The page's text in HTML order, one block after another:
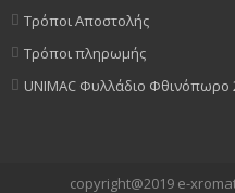
Τρόποι Αποστολής
Τρόποι πληρωμής
UNIMAC Φυλλάδιο Φθινόπωρο
copyright@2019 e-